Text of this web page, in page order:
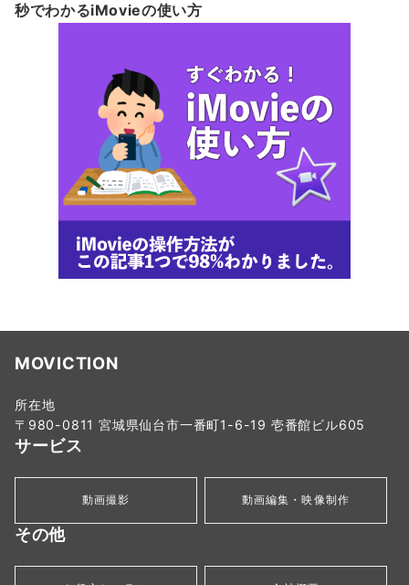
秒でわかるiMovieの使い方
MOVICTION
所在地
〒980-0811 宮城県仙台市一番町1-6-19 壱番館ビル605
サービス
動画撮影 動画編集・映像制作
その他